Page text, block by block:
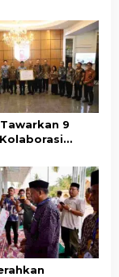
Hukum Aset
9
Layanan